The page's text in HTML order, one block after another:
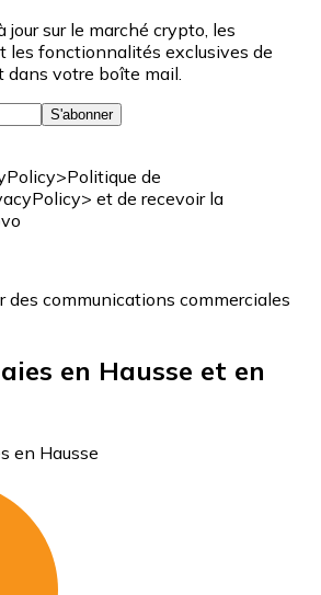
jour sur le marché crypto, les
les fonctionnalités exclusives de
votre boîte mail.
S'abonner
de
et de recevoir la
des communications commerciales
en Hausse et en
en Hausse